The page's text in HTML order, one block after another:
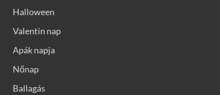
Halloween
Valentin nap
Apák napja
Nőnap
Ballagás